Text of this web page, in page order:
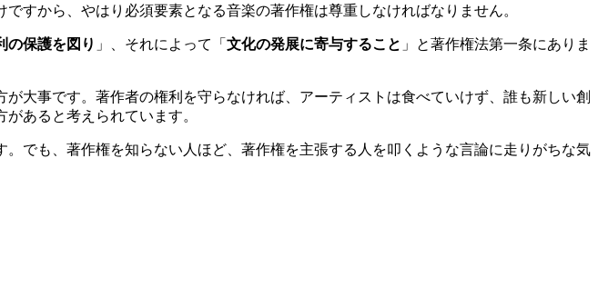
すから、やはり必須要素となる音楽の著作権は尊重しなければなりません。
の保護を図り 」、それによって「 文化の発展に寄与すること 」と著作権法第一条にありま
大事です。著作者の権利を守らなければ、アーティストは食べていけず、誰も新しい創
あると考えられています。
でも、著作権を知らない人ほど、著作権を主張する人を叩くような言論に走りがちな気